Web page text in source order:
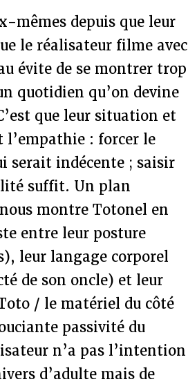
mêmes depuis que leur
le réalisateur filme avec
évite de se montrer trop
quotidien qu’on devine
que leur situation et
: forcer le
serait indécente ; saisir
suffit. Un plan
montre Totonel en
entre leur posture
leur langage corporel
de son oncle) et leur
/ le matériel du côté
passivité du
n’a pas l’intention
d’adulte mais de